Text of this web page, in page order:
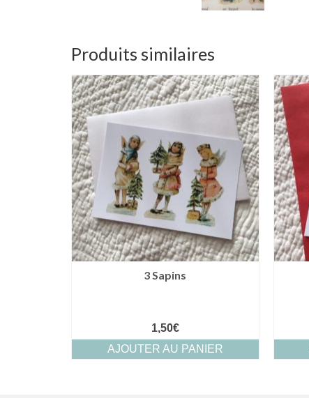
Produits similaires
3 Sapins
1,50€
AJOUTER AU PANIER